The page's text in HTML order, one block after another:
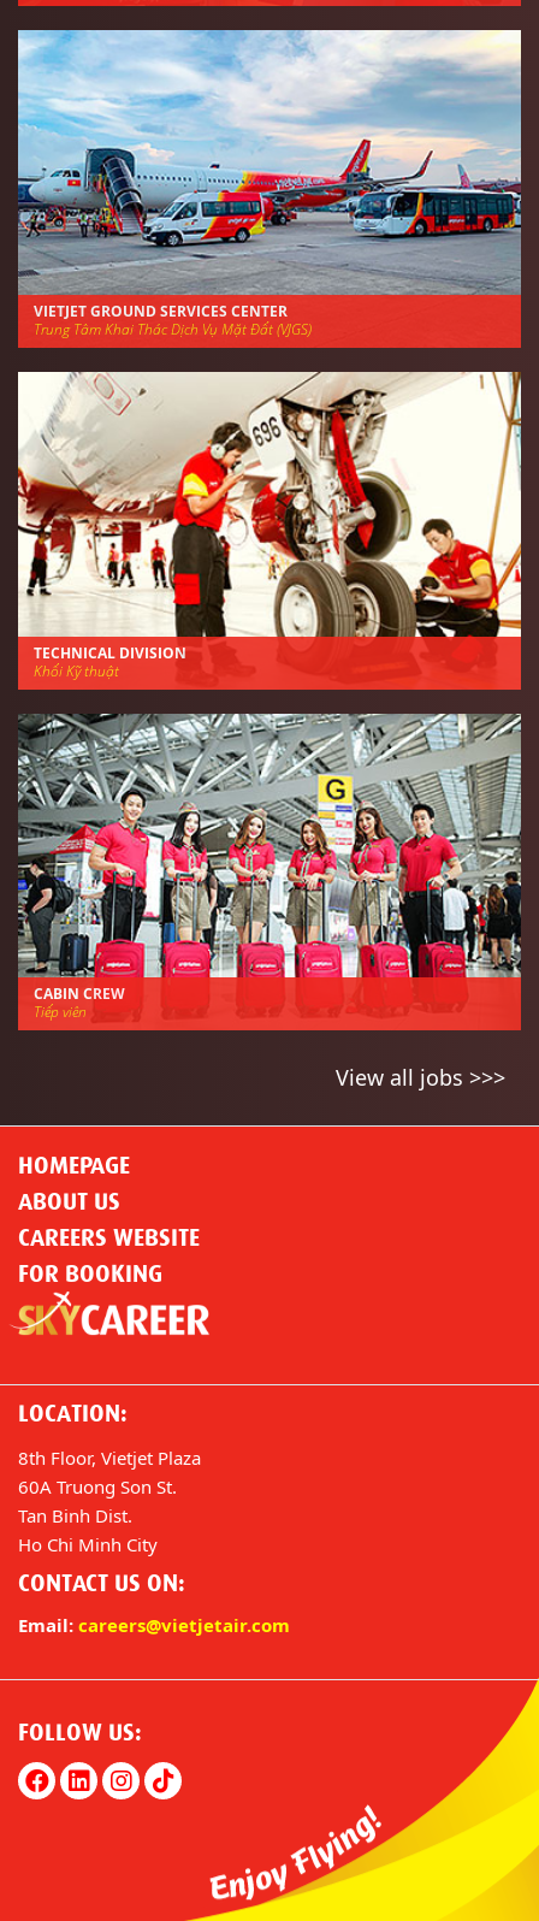
VIETJET GROUND SERVICES CENTER
Trung Tâm Khai Thác Dịch Vụ Mặt Đất (VJGS)
TECHNICAL DIVISION
Khối Kỹ thuật
CABIN CREW
Tiếp viên
View all jobs >>>
HOMEPAGE
ABOUT US
CAREERS WEBSITE
FOR BOOKING
LOCATION:
8th Floor, Vietjet Plaza
60A Truong Son St.
Tan Binh Dist.
Ho Chi Minh City
CONTACT US ON:
Email: careers@vietjetair.com
FOLLOW US: